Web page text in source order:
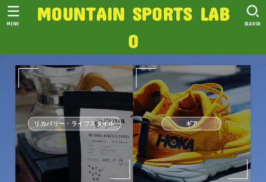
MOUNTAIN SPORTS LAB
O
SEARCH
MENU
リカバリー・ライフスタイル ギア